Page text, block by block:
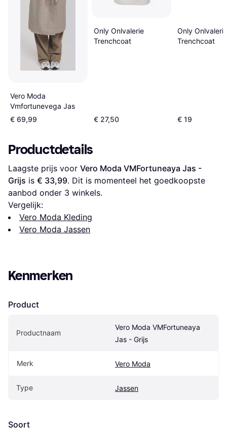
Vero Moda
Vmfortunevega Jas
€ 69,99
Only Onlvalerie
Trenchcoat
€ 27,50
Only Onlvalerie
Trenchcoat
€ 19
Productdetails
Laagste prijs voor Vero Moda VMFortuneaya Jas -
Grijs is € 33,99. Dit is momenteel het goedkoopste
aanbod onder 3 winkels.
Vergelijk:
Vero Moda Kleding
Vero Moda Jassen
Kenmerken
Product
Productnaam
Vero Moda VMFortuneaya
Jas - Grijs
Merk Vero Moda
Type Jassen
Soort